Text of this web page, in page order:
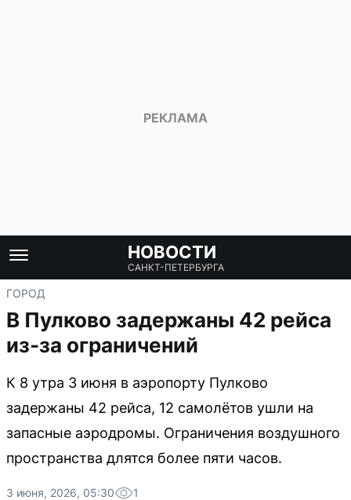
НОВОСТИ
САНКТ-ПЕТЕРБУРГА
ГОРОД
В Пулково задержаны 42 рейса
из-за ограничений
К 8 утра 3 июня в аэропорту Пулково
задержаны 42 рейса, 12 самолётов ушли на
запасные аэродромы. Ограничения воздушного
пространства длятся более пяти часов.
3 июня, 2026, 05:30 1